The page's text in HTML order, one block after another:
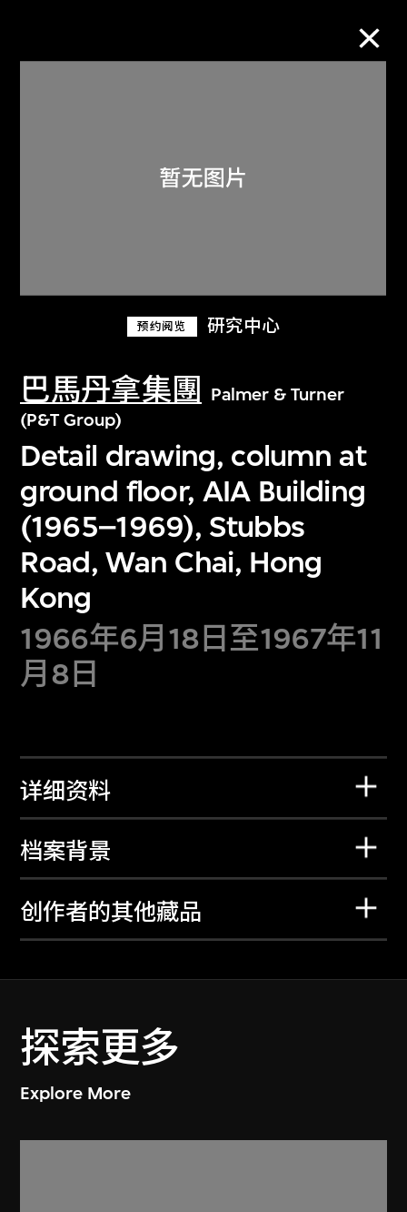
预约阅览 研究中心
巴馬丹拿集團
Palmer & Turner
(P&T Group)
Detail drawing, column at
ground floor, AIA Building
(1965–1969), Stubbs
Road, Wan Chai, Hong
Kong
1966年6月18日至1967年11
月8日
详细资料
档案背景
创作者的其他藏品
探索更多
Explore More
关于M+藏品
探索世界顶级的二十及二十一世纪视觉
文化藏品。